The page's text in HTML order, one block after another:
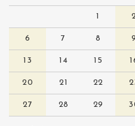
1
6 7 8 9
13 14 15
20 21 22
27 28 29